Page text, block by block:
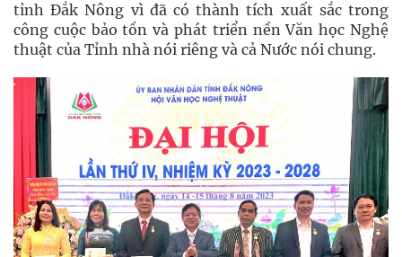
tỉnh Đắk Nông vì đã có thành tích xuất sắc trong
công cuộc bảo tồn và phát triển nền Văn học Nghệ
thuật của Tỉnh nhà nói riêng và cả Nước nói chung.